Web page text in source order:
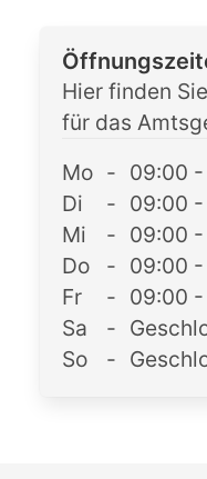
Hier finden
für das
Mo - 09:00 -
Di
- 09:00 -
Mi
- 09:00 -
Do
- 09:00 -
Fr
- 09:00 -
Sa
-
So
-